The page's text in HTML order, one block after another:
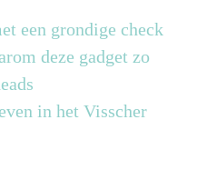
een grondige check
deze gadget zo
in het Visscher